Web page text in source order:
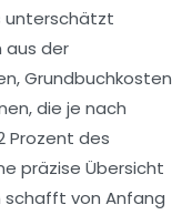
unterschätzt
aus der
Grundbuchkosten
die je nach
Prozent des
präzise Übersicht
schafft von Anfang